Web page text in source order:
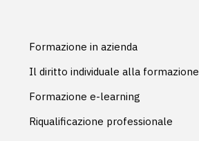
Formazione in azienda
Il diritto individuale alla formazione
Formazione e-learning
Riqualificazione professionale